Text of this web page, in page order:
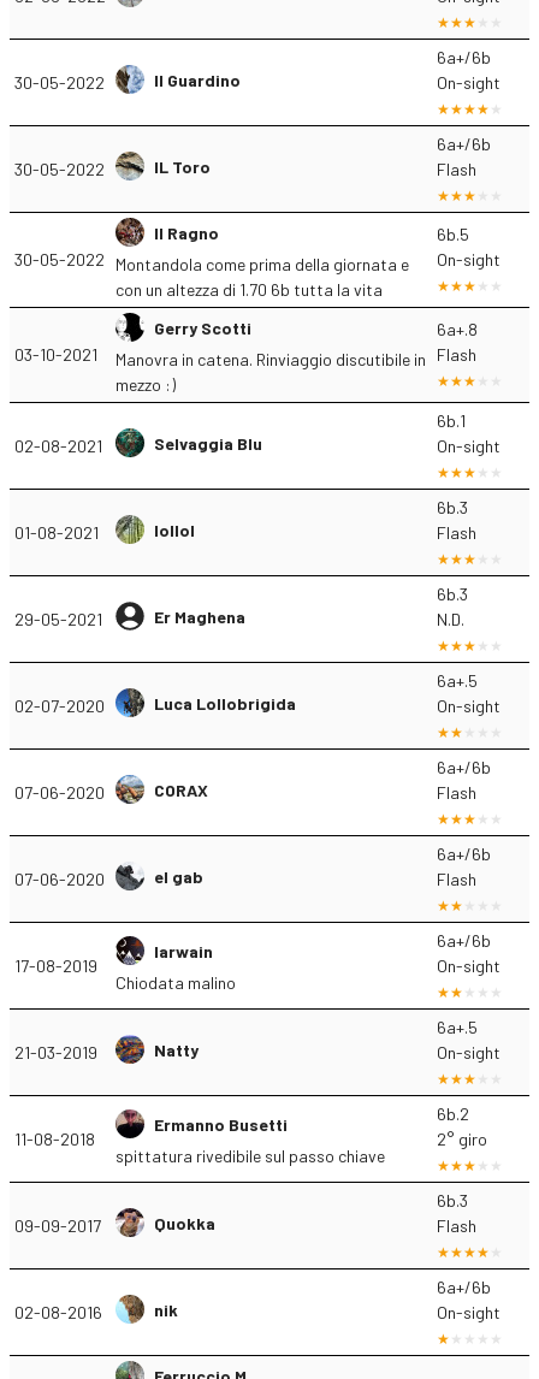
30-05-2022 Il Guardino
6a+/6b
On-sight
30-05-2022 IL Toro
6a+/6b
Flash
30-05-2022
Il Ragno
Montandola come prima della giornata e
con un altezza di 1.70 6b tutta la vita
6b.5
On-sight
03-10-2021
Gerry Scotti
Manovra in catena. Rinviaggio discutibile in
mezzo :)
6a+.8
Flash
02-08-2021 Selvaggia Blu
6b.1
On-sight
01-08-2021 lollol
6b.3
Flash
29-05-2021 Er Maghena
6b.3
N.D.
02-07-2020 Luca Lollobrigida
6a+.5
On-sight
07-06-2020 CORAX
6a+/6b
Flash
07-06-2020 el gab
6a+/6b
Flash
17-08-2019
Iarwain
Chiodata malino
6a+/6b
On-sight
21-03-2019 Natty
6a+.5
On-sight
11-08-2018
Ermanno Busetti
spittatura rivedibile sul passo chiave
6b.2
2° giro
09-09-2017 Quokka
6b.3
Flash
02-08-2016 nik
6a+/6b
On-sight